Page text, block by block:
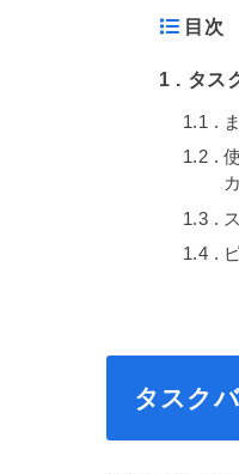
目次
1 タス
1.1
1.2
1.3
1.4
タスク